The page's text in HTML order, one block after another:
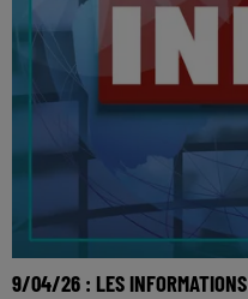
9/04/26 : LES INFORMATIONS